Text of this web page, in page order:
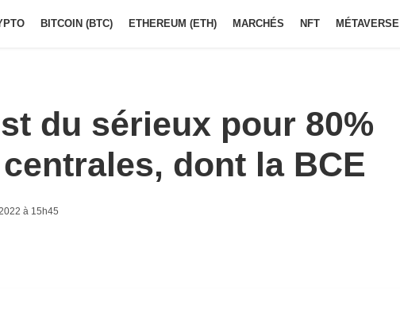
BITCOIN (BTC) ETHEREUM (ETH) MARCHÉS NFT MÉTAVERSE
du sérieux pour 80%
dont la BCE
à 15h45